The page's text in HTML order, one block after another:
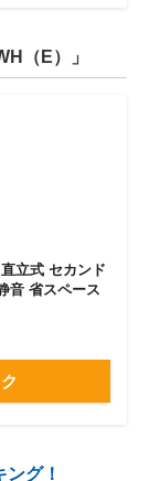
（E）」
立式 セカンド
音 省スペース
グ！